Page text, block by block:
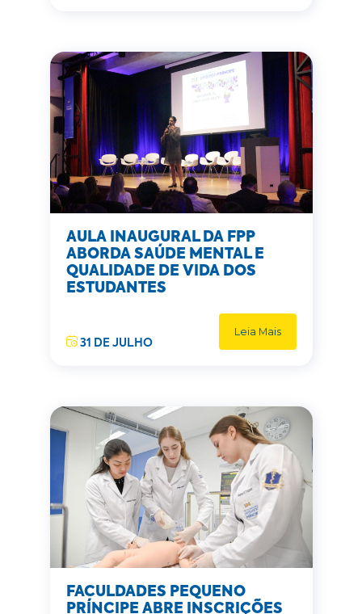
AULA INAUGURAL DA FPP
ABORDA SAÚDE MENTAL E
QUALIDADE DE VIDA DOS
ESTUDANTES
31 DE JULHO
Leia Mais
FACULDADES PEQUENO
PRÍNCIPE ABRE INSCRIÇÕES